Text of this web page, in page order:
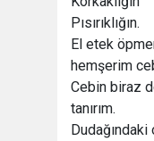
Pısırıklığın.
El etek
hemşerim
Cebin biraz
tanırım.